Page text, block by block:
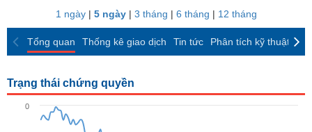
ngành
giao
dịch
So
sánh
Báo
cáo
1 ngày| 5 ngày| 3 tháng | 6 tháng | 12 tháng
Tổng quan Thống kê giao dịch Tin tức Phân tích kỹ thuật
Trạng thái chứng quyền
0
KINH
THẾ